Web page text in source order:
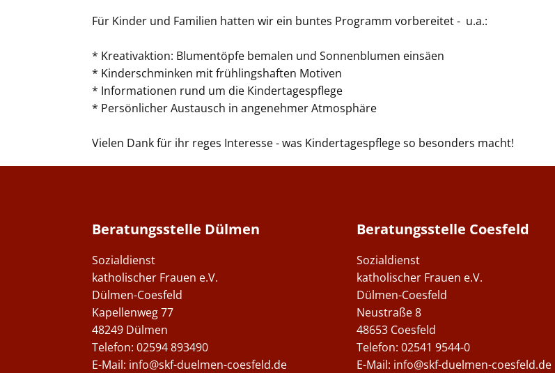
Für Kinder und Familien hatten wir ein buntes Programm vorbereitet - u.a.:
* Kreativaktion: Blumentöpfe bemalen und Sonnenblumen einsäen
* Kinderschminken mit frühlingshaften Motiven
* Informationen rund um die Kindertagespflege
* Persönlicher Austausch in angenehmer Atmosphäre
Vielen Dank für ihr reges Interesse - was Kindertagespflege so besonders macht!
Beratungsstelle Dülmen
Sozialdienst
katholischer Frauen e.V.
Dülmen-Coesfeld
Kapellenweg 77
48249 Dülmen
Telefon: 02594 893490
E-Mail: info@skf-duelmen-coesfeld.de
Beratungsstelle Coesfeld
Sozialdienst
katholischer Frauen e.V.
Dülmen-Coesfeld
Neustraße 8
48653 Coesfeld
Telefon: ​02541 9544-0
E-Mail: info@skf-duelmen-coesfeld.de